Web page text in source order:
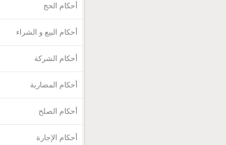
أحكام الحج
أحکام البيع و الشراء
أحكام الشركة
أحكام المضاربة
أحكام الصلح
أحكام الإجارة